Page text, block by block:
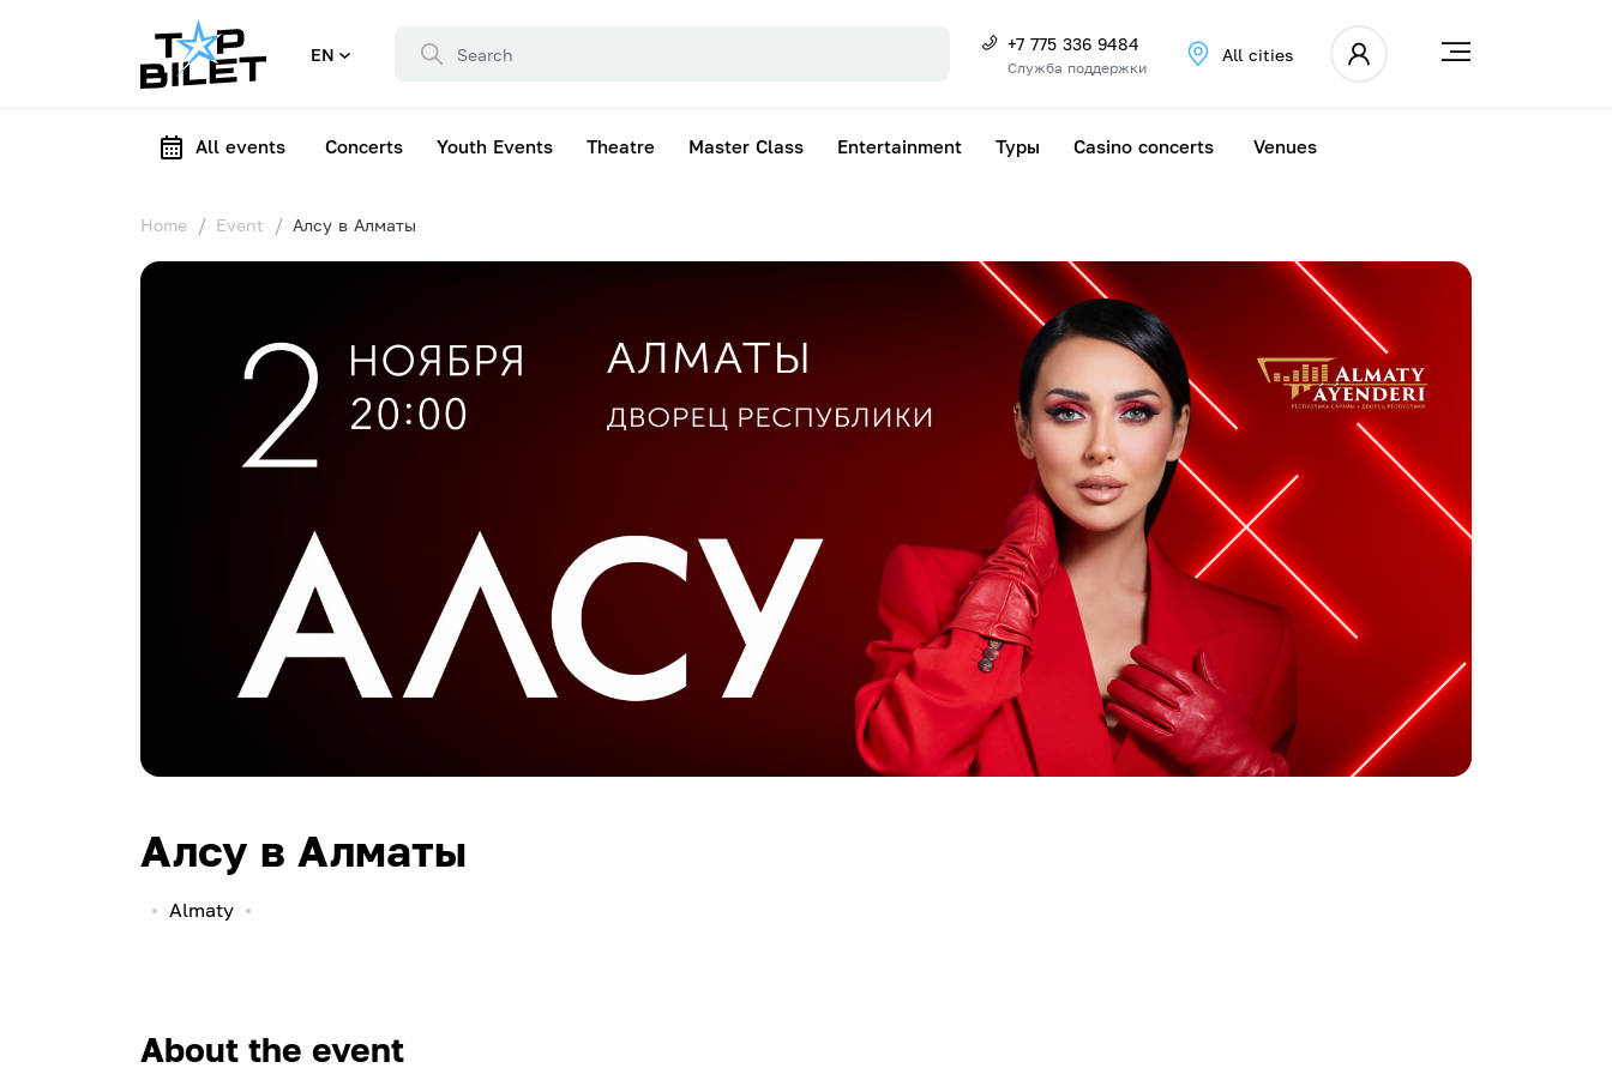
EN +7 775 336 9484
Служба поддержки
All cities
All events Concerts Youth Events Theatre Master Class Entertainment Туры Casino concerts Venues
Home Event Алсу в Алматы
Алсу в Алматы
Almaty
About the event